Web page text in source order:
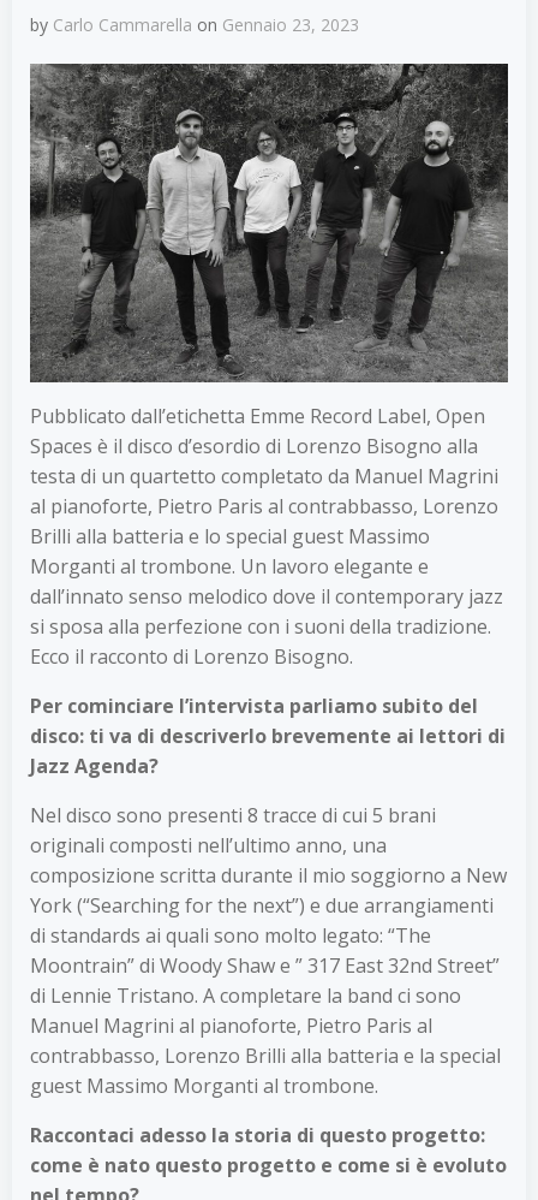
by Carlo Cammarella on Gennaio 23, 2023
Pubblicato dall’etichetta Emme Record Label, Open
Spaces è il disco d’esordio di Lorenzo Bisogno alla
testa di un quartetto completato da Manuel Magrini
al pianoforte, Pietro Paris al contrabbasso, Lorenzo
Brilli alla batteria e lo special guest Massimo
Morganti al trombone. Un lavoro elegante e
dall’innato senso melodico dove il contemporary jazz
si sposa alla perfezione con i suoni della tradizione.
Ecco il racconto di Lorenzo Bisogno.
Per cominciare l’intervista parliamo subito del
disco: ti va di descriverlo brevemente ai lettori di
Jazz Agenda?
Nel disco sono presenti 8 tracce di cui 5 brani
originali composti nell’ultimo anno, una
composizione scritta durante il mio soggiorno a New
York (“Searching for the next”) e due arrangiamenti
di standards ai quali sono molto legato: “The
Moontrain” di Woody Shaw e ” 317 East 32nd Street”
di Lennie Tristano. A completare la band ci sono
Manuel Magrini al pianoforte, Pietro Paris al
contrabbasso, Lorenzo Brilli alla batteria e la special
guest Massimo Morganti al trombone.
Raccontaci adesso la storia di questo progetto:
come è nato questo progetto e come si è evoluto